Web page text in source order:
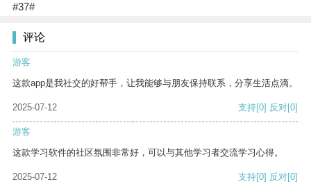
#37#
评论
游客
这款app是我社交的好帮手，让我能够与朋友保持联系，分享生活点滴。
2025-07-12 支持[0] 反对[0]
游客
这款学习软件的社区氛围非常好，可以与其他学习者交流学习心得。
2025-07-12 支持[0] 反对[0]